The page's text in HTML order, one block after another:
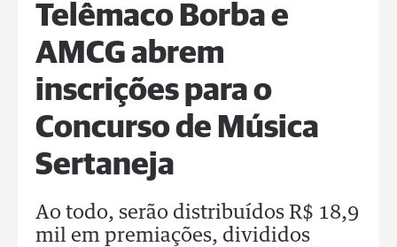
Telêmaco Borba e
AMCG abrem
inscrições para o
Concurso de Música
Sertaneja
Ao todo, serão distribuídos R$ 18,9
mil em premiações, divididos